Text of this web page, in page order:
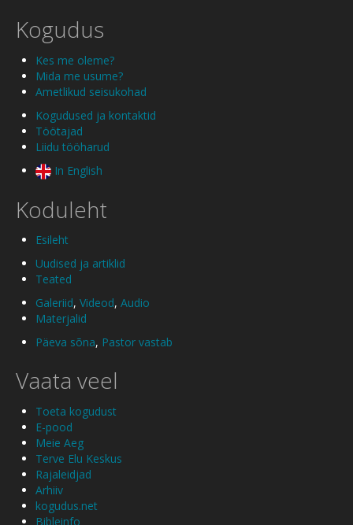
Kogudus
Kes me oleme?
Mida me usume?
Ametlikud seisukohad
Kogudused ja kontaktid
Töötajad
Liidu tööharud
In English
Koduleht
Esileht
Uudised ja artiklid
Teated
Galeriid, Videod, Audio
Materjalid
Päeva sõna, Pastor vastab
Vaata veel
Toeta kogudust
E-pood
Meie Aeg
Terve Elu Keskus
Rajaleidjad
Arhiiv
kogudus.net
Bibleinfo